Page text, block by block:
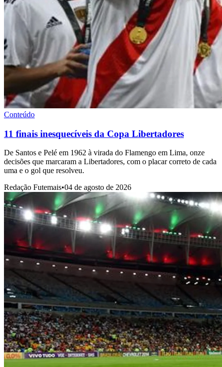
Conteúdo
11 finais inesquecíveis da Copa Libertadores
De Santos e Pelé em 1962 à virada do Flamengo em Lima, onze
decisões que marcaram a Libertadores, com o placar correto de cada
uma e o gol que resolveu.
Redação Futemais•04 de agosto de 2026